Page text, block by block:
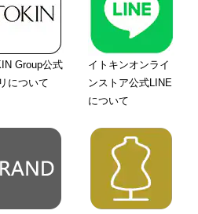
Group公式
について
イトキンオンライ
ンストア公式LINE
について